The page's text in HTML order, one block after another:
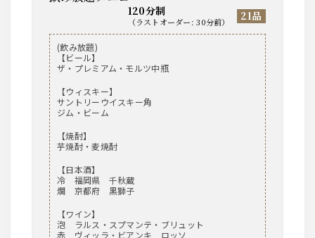
120分制
（ ラストオーダー:30分前） 21品
(飲み放題)
【ビール】
ザ・プレミアム・モルツ中瓶
【ウィスキー】
サントリーウイスキー角
ジム・ビーム
【焼酎】
芋焼酎・麦焼酎
【日本酒】
冷 福岡県 千秋蔵
燗 京都府 黒獅子
【ワイン】
泡 ラルス・スプマンテ・ブリュット
赤 ヴィッラ・ビアンキ ロッソ